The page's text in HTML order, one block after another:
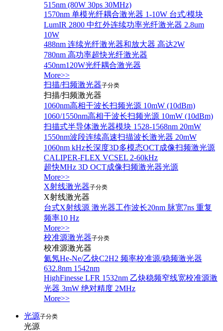
515nm (80W 30ps 30MHz)
1570nm 单模光纤耦合激光器 1-10W 台式/模块
LumIR 2800 中红外连续功率光纤激光器 2.8um
10W
488nm 连续光纤激光器和放大器 高达2W
780nm 高功率超快光纤激光器
450nm120W光纤耦合激光器
More>>
扫描/扫频激光器子分类
扫描/扫频激光器
1060nm高相干波长扫频光源 10mW (10dBm)
1060/1550nm高相干波长扫频光源 10mW (10dBm)
扫描式半导体激光器模块 1528-1568nm 20mW
1550nm波段连续高速扫描波长激光器 20mW
1060nm kHz长深度3D多模态OCT成像扫频激光源
CALIPER-FLEX VCSEL 2-60kHz
超快MHz 3D OCT成像扫频激光器光源
More>>
X射线激光器子分类
X射线激光器
台式X射线源 激光器工作波长20nm 脉宽7ns 重复
频率10 Hz
More>>
校准源激光器子分类
校准源激光器
氦氖He-Ne/乙炔C2H2 频率校准源/稳频激光器
632.8nm 1542nm
HighFinesse LFR 1532nm 乙炔稳频窄线宽校准源激
光器 3mW 绝对精度 2MHz
More>>
光源子分类
光源